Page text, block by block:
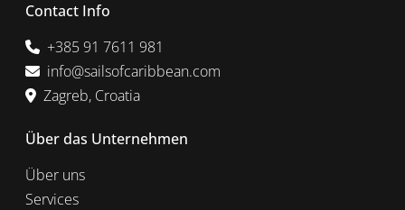
Contact Info
+385 91 7611 981
info@sailsofcaribbean.com
Zagreb, Croatia
Über das Unternehmen
Über uns
Services